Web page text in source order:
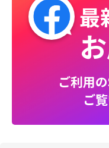
最
ご利用
ご